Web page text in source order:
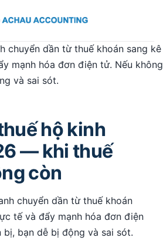
chuyển dần từ thuế khoán sang kê
mạnh hóa đơn điện tử. Nếu không
và sai sót.
hộ kinh
— khi thuế
còn
chuyển dần từ thuế khoán
tế và đẩy mạnh hóa đơn điện
bị, bạn dễ bị động và sai sót.